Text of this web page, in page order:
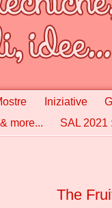
Iniziative
more...
SAL 2021
The